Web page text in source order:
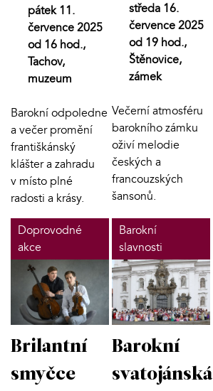
pátek 11.
července 2025
od 16 hod.,
Tachov,
muzeum
Barokní odpoledne
a večer promění
františkánský
klášter a zahradu
v místo plné
radosti a krásy.
středa 16.
července 2025
od 19 hod.,
Štěnovice,
zámek
Večerní atmosféru
barokního zámku
oživí melodie
českých a
francouzských
šansonů.
Doprovodné
akce
Brilantní
smyčce
Barokní
slavnosti
Barokní
svatojánská